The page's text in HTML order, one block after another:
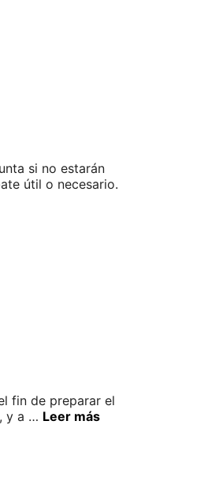
si no estarán
útil o necesario.
fin de preparar el
y a … Leer más